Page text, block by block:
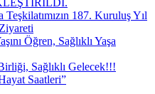
Teşkilatımızın 187. Kuruluş Yıl
Öğren, Sağlıklı Yaşa
Sağlıklı Gelecek!!!
Saatleri”